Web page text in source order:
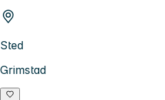
Sted
Grimstad